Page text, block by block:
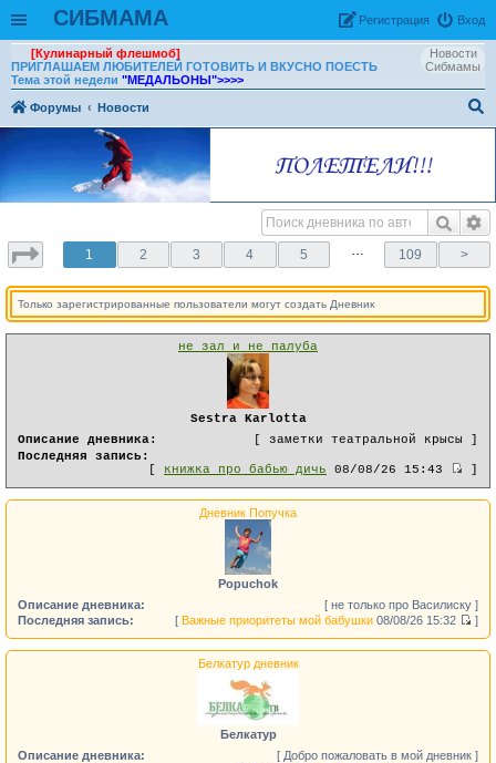
СИБМАМА Вход
Рeгиcтpaция
Новости
Сибмамы
[Кулинарный флешмоб]
ПРИГЛАШАЕМ ЛЮБИТЕЛЕЙ ГОТОВИТЬ И ВКУСНО ПОЕСТЬ
Тема этой недели "МЕДАЛЬОНЫ">>>>
Форумы
Новости
1 2 3 4 5 … 109 >
Только зарегистрированные пользователи могут создать Дневник
не зал и не палуба
Sestra Karlotta
Описание дневника:
[ заметки театральной крысы ]
Последняя запись:
[ книжка про бабью дичь 08/08/26 15:43 ]
Дневник Попучка
Popuchok
Описание дневника:
[ не только про Василиску ]
Последняя запись:
[ Важные приоритеты мой бабушки 08/08/26 15:32 ]
Белкатур дневник
Белкатур
Описание дневника:
[ Добро пожаловать в мой дневник ]